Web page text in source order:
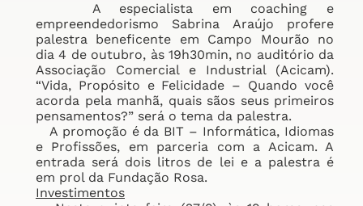
A especialista em coaching e
empreendedorismo Sabrina Araújo profere
palestra beneficente em Campo Mourão no
dia 4 de outubro, às 19h30min, no auditório da
Associação Comercial e Industrial (Acicam).
“Vida, Propósito e Felicidade – Quando você
acorda pela manhã, quais sãos seus primeiros
pensamentos?” será o tema da palestra.
A promoção é da BIT – Informática, Idiomas
e Profissões, em parceria com a Acicam. A
entrada será dois litros de lei e a palestra é
em prol da Fundação Rosa.
Investimentos